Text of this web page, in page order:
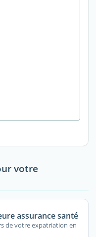
votre
assurance santé
de votre expatriation en